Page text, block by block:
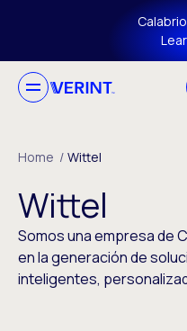
Skip to main content
Home / Wittel
Wittel
Somos una empresa de
en la generación de
inteligentes,